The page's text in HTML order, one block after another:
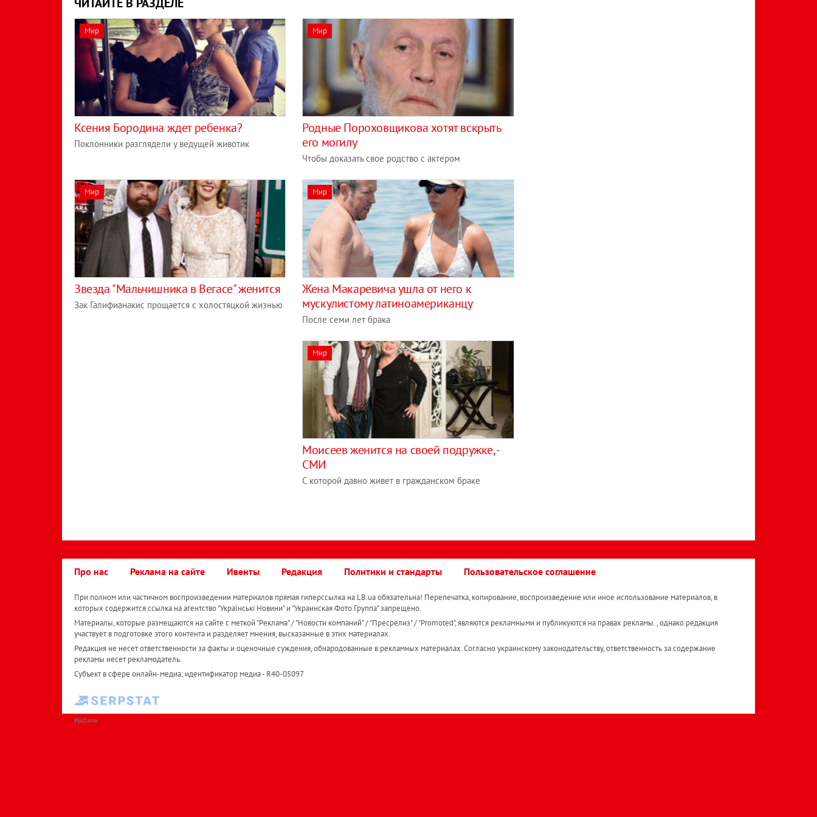
ЧИТАЙТЕ В РАЗДЕЛЕ
Мир
Ксения Бородина ждет ребенка?
Поклонники разглядели у ведущей животик
Мир
Родные Пороховщикова хотят вскрыть
его могилу
Чтобы доказать свое родство с актером
Мир
Звезда "Мальчишника в Вегасе" женится
Зак Галифианакис прощается с холостяцкой жизнью
Мир
Жена Макаревича ушла от него к
мускулистому латиноамериканцу
После семи лет брака
Мир
Моисеев женится на своей подружке, -
СМИ
С которой давно живет в гражданском браке
Про нас Реклама на сайте Ивенты Редакция Политики и стандарты Пользовательское соглашение
При полном или частичном воспроизведении материалов прямая гиперссылка на LB.ua обязательна! Перепечатка, копирование, воспроизведение или иное использование материалов, в
которых содержится ссылка на агентство "Українськi Новини" и "Украинская Фото Группа" запрещено.
Материалы, которые размещаются на сайте с меткой "Реклама" / "Новости компаний" / "Пресрелиз" / "Promoted", являются рекламными и публикуются на правах рекламы. , однако редакция
участвует в подготовке этого контента и разделяет мнения, высказанные в этих материалах.
Редакция не несет ответственности за факты и оценочные суждения, обнародованные в рекламных материалах. Согласно украинскому законодательству, ответственность за содержание
рекламы несет рекламодатель.
Субъект в сфере онлайн-медиа; идентификатор медиа - R40-05097
РЕКЛАМА